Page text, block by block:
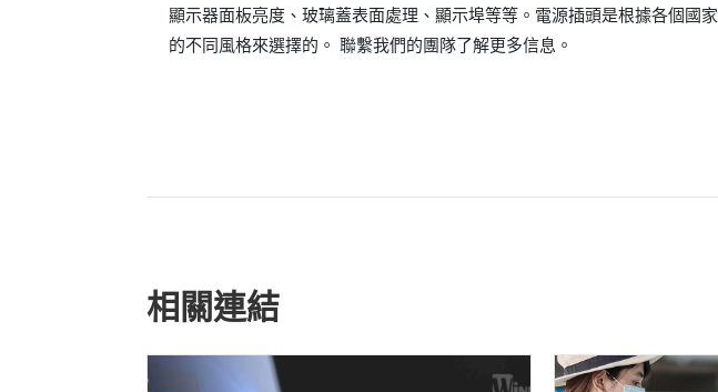
顯示器面板亮度、玻璃蓋表面處理、顯示埠等等。電源插頭是根據各個國家
的不同風格來選擇的。 聯繫我們的團隊了解更多信息。
相關連結